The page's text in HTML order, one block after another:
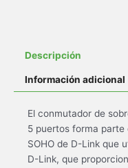
Descripción
Información adicional
El conmutador de
5 puertos forma parte
SOHO de D-Link que
D-Link, que